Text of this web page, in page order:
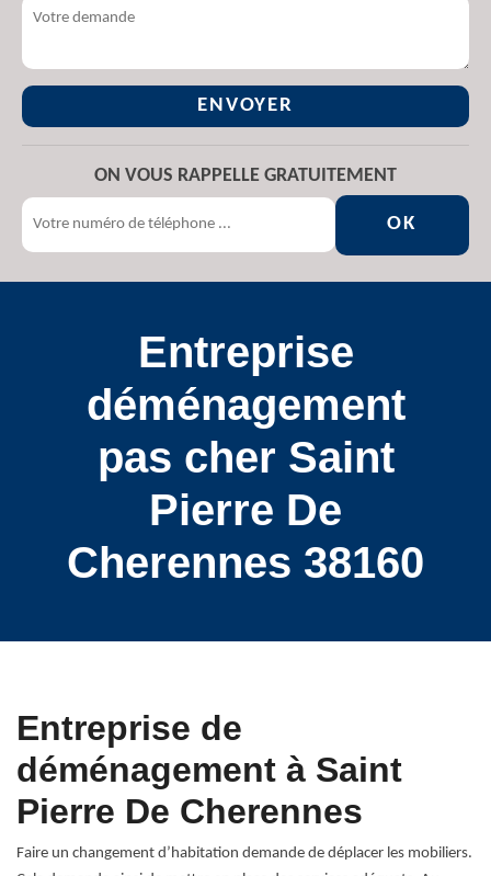
ON VOUS RAPPELLE GRATUITEMENT
Entreprise
déménagement
pas cher Saint
Pierre De
Cherennes 38160
Entreprise de
déménagement à Saint
Pierre De Cherennes
Faire un changement d’habitation demande de déplacer les mobiliers.